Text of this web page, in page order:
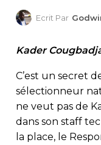
Ecrit Par Godwin
Kader
C’est un secret
sélectionneur
ne veut pas de
dans son staff
la place, le